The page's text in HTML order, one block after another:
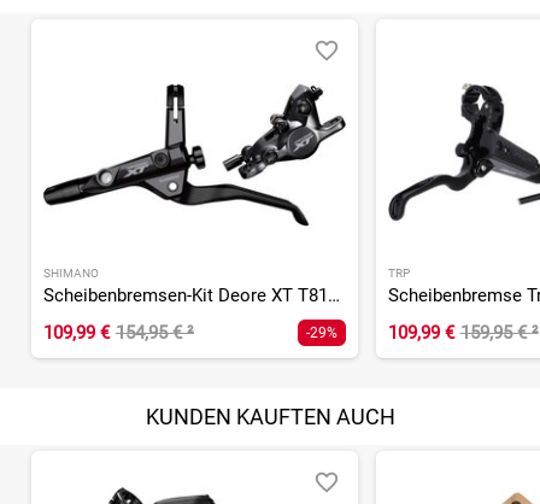
SHIMANO
Scheibenbremsen-Kit Deore XT T8100/M8100
109,99 € 154,95 €² -29%
TRP
109,99 € 159,95 €²
KUNDEN KAUFTEN AUCH